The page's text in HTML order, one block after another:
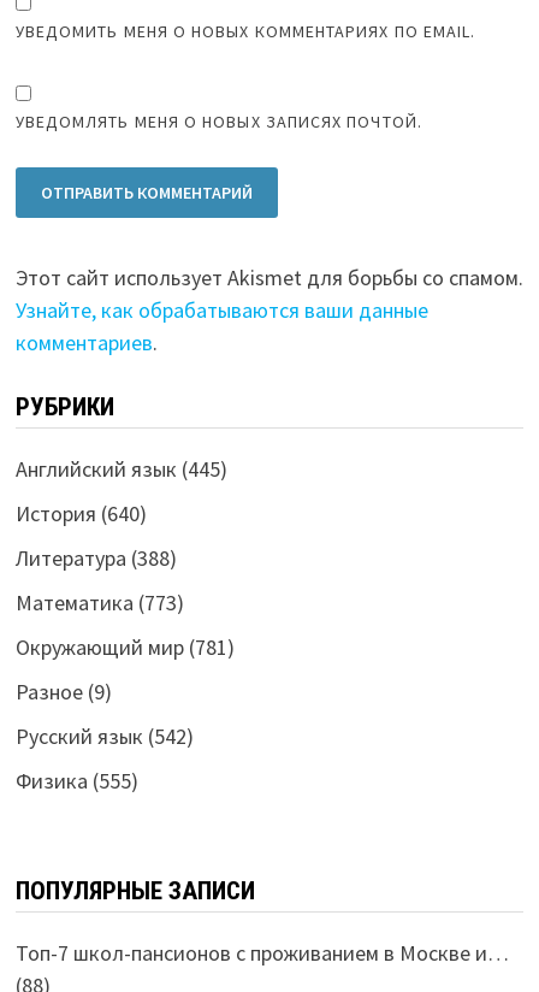
УВЕДОМИТЬ МЕНЯ О НОВЫХ КОММЕНТАРИЯХ ПО EMAIL.
УВЕДОМЛЯТЬ МЕНЯ О НОВЫХ ЗАПИСЯХ ПОЧТОЙ.
Этот сайт использует Akismet для борьбы со спамом.
Узнайте, как обрабатываются ваши данные
комментариев.
РУБРИКИ
Английский язык (445)
История (640)
Литература (388)
Математика (773)
Окружающий мир(781)
Разное(9)
Русский язык (542)
Физика (555)
ПОПУЛЯРНЫЕ ЗАПИСИ
Топ-7 школ-пансионов с проживанием в Москве и…
(88)